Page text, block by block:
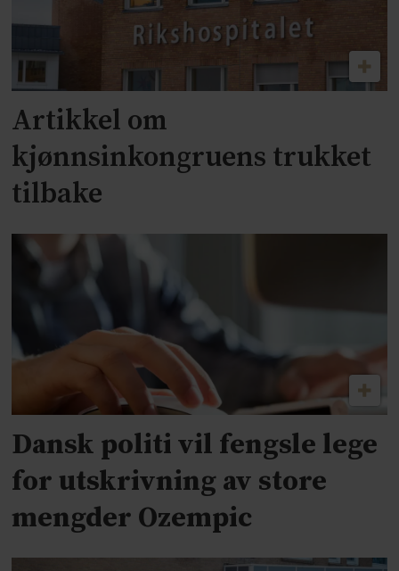
Artikkel om
kjønnsinkongruens trukket
tilbake
Dansk politi vil fengsle lege
for utskrivning av store
mengder Ozempic